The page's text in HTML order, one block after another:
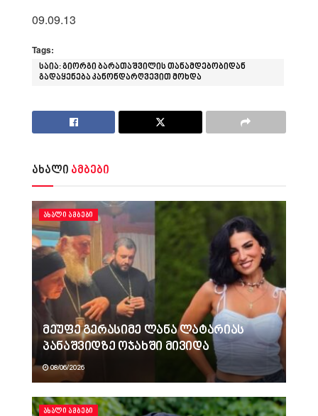
09.09.13
Tags:
საია: გიორგი ბარათაშვილის თანამდებობიდან
გადაყენება კანონდარღვევით მოხდა
ახალი ამბები
ᲐᲮᲐᲚᲘ ᲐᲛᲑᲔᲑᲘ
მეუფე გერასიმე ლანა ლატარიას
პანაშვიდზე ოჯახში მივიდა
08/06/2026
ᲐᲮᲐᲚᲘ ᲐᲛᲑᲔᲑᲘ